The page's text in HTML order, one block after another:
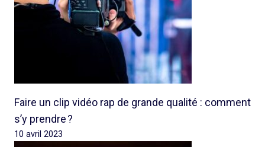
Faire un clip vidéo rap de grande qualité : comment
s’y prendre ?
10 avril 2023